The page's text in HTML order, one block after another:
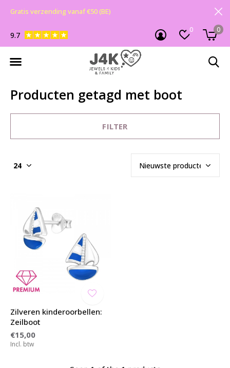
0 0
9.7
Gratis verzending vanaf €50 (BE)
Producten getagd met boot
FILTER
Zilveren kinderoorbellen:
Zeilboot
€15,00
Incl. btw